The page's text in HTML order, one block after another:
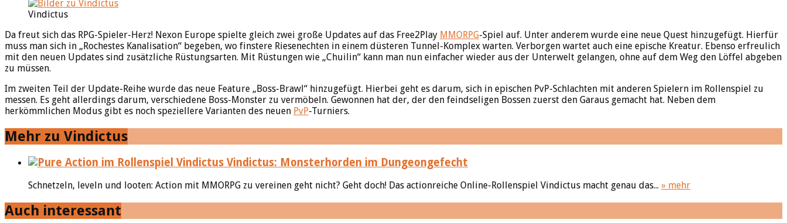
Vindictus
Da freut sich das RPG-Spieler-Herz! Nexon Europe spielte gleich zwei große Updates auf das Free2Play MMORPG-Spiel auf. Unter anderem wurde eine neue Quest hinzugefügt. Hierfür
muss man sich in „Rochestes Kanalisation“ begeben, wo finstere Riesenechten in einem düsteren Tunnel-Komplex warten. Verborgen wartet auch eine epische Kreatur. Ebenso erfreulich
mit den neuen Updates sind zusätzliche Rüstungsarten. Mit Rüstungen wie „Chuilin“ kann man nun einfacher wieder aus der Unterwelt gelangen, ohne auf dem Weg den Löffel abgeben
zu müssen.
Im zweiten Teil der Update-Reihe wurde das neue Feature „Boss-Brawl“ hinzugefügt. Hierbei geht es darum, sich in epischen PvP-Schlachten mit anderen Spielern im Rollenspiel zu
messen. Es geht allerdings darum, verschiedene Boss-Monster zu vermöbeln. Gewonnen hat der, der den feindseligen Bossen zuerst den Garaus gemacht hat. Neben dem
herkömmlichen Modus gibt es noch speziellere Varianten des neuen PvP-Turniers.
Mehr zu Vindictus
Vindictus: Monsterhorden im Dungeongefecht
Schnetzeln, leveln und looten: Action mit MMORPG zu vereinen geht nicht? Geht doch! Das actionreiche Online-Rollenspiel Vindictus macht genau das... » mehr
Auch interessant